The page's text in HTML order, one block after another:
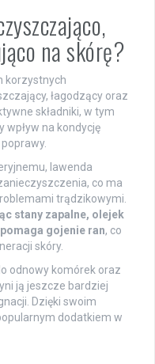
na skórę?
korzystnych
łagodzący oraz
składniki, w tym
wpływ na kondycję
lawenda
co ma
trądzikowymi.
stany zapalne, olejek
gojenie ran, co
skóry.
odnowy komórek oraz
ją jeszcze bardziej
Dzięki swoim
dodatkiem w